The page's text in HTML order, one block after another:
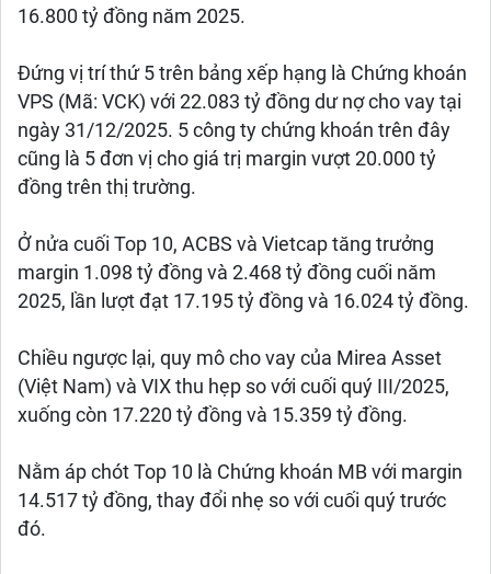
16.800 tỷ đồng năm 2025.
Đứng vị trí thứ 5 trên bảng xếp hạng là Chứng khoán
VPS (Mã: VCK) với 22.083 tỷ đồng dư nợ cho vay tại
ngày 31/12/2025. 5 công ty chứng khoán trên đây
cũng là 5 đơn vị cho giá trị margin vượt 20.000 tỷ
đồng trên thị trường.
Ở nửa cuối Top 10, ACBS và Vietcap tăng trưởng
margin 1.098 tỷ đồng và 2.468 tỷ đồng cuối năm
2025, lần lượt đạt 17.195 tỷ đồng và 16.024 tỷ đồng.
Chiều ngược lại, quy mô cho vay của Mirea Asset
(Việt Nam) và VIX thu hẹp so với cuối quý III/2025,
xuống còn 17.220 tỷ đồng và 15.359 tỷ đồng.
Nằm áp chót Top 10 là Chứng khoán MB với margin
14.517 tỷ đồng, thay đổi nhẹ so với cuối quý trước
đó.